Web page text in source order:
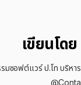
เขียนโดย
มซอฟต์แวร์ ป.โท บริห